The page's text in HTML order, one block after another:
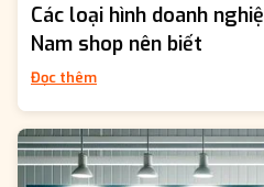
Các loại hình doanh
Nam shop nên biết
Đọc thêm